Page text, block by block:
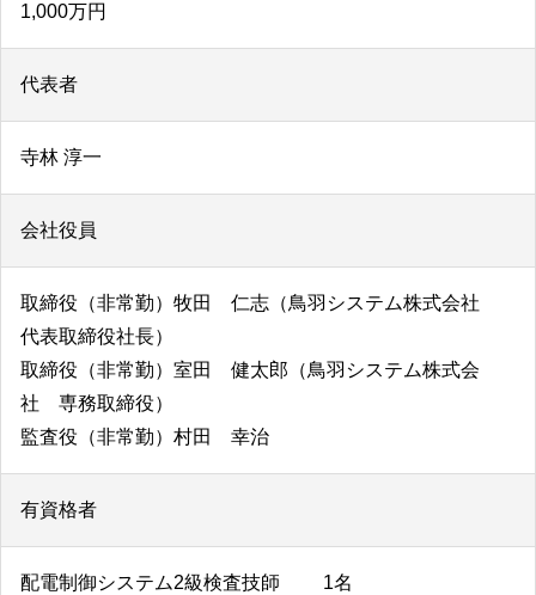
1,000万円
代表者
寺林 淳一
会社役員
取締役（非常勤）牧田 仁志（鳥羽システム株式会社
代表取締役社長）
取締役（非常勤）室田 健太郎（鳥羽システム株式会
社 専務取締役）
監査役（非常勤）村田 幸治
有資格者
配電制御システム2級検査技師 1名